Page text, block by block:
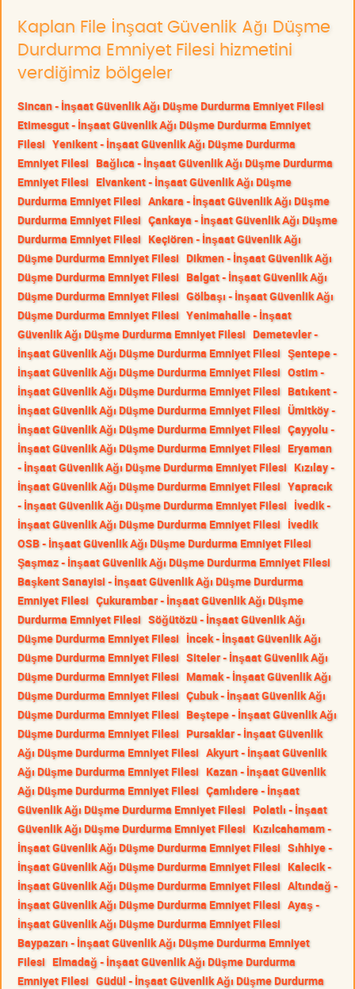
Kaplan File İnşaat Güvenlik Ağı Düşme
Durdurma Emniyet Filesi hizmetini
verdiğimiz bölgeler
Sincan - İnşaat Güvenlik Ağı Düşme Durdurma Emniyet Filesi
Etimesgut - İnşaat Güvenlik Ağı Düşme Durdurma Emniyet
Filesi Yenikent - İnşaat Güvenlik Ağı Düşme Durdurma
Emniyet Filesi Bağlıca - İnşaat Güvenlik Ağı Düşme Durdurma
Emniyet Filesi Elvankent - İnşaat Güvenlik Ağı Düşme
Durdurma Emniyet Filesi Ankara - İnşaat Güvenlik Ağı Düşme
Durdurma Emniyet Filesi Çankaya - İnşaat Güvenlik Ağı Düşme
Durdurma Emniyet Filesi Keçiören - İnşaat Güvenlik Ağı
Düşme Durdurma Emniyet Filesi Dikmen - İnşaat Güvenlik Ağı
Düşme Durdurma Emniyet Filesi Balgat - İnşaat Güvenlik Ağı
Düşme Durdurma Emniyet Filesi Gölbaşı - İnşaat Güvenlik Ağı
Düşme Durdurma Emniyet Filesi Yenimahalle - İnşaat
Güvenlik Ağı Düşme Durdurma Emniyet Filesi Demetevler -
İnşaat Güvenlik Ağı Düşme Durdurma Emniyet Filesi Şentepe -
İnşaat Güvenlik Ağı Düşme Durdurma Emniyet Filesi Ostim -
İnşaat Güvenlik Ağı Düşme Durdurma Emniyet Filesi Batıkent -
İnşaat Güvenlik Ağı Düşme Durdurma Emniyet Filesi Ümitköy -
İnşaat Güvenlik Ağı Düşme Durdurma Emniyet Filesi Çayyolu -
İnşaat Güvenlik Ağı Düşme Durdurma Emniyet Filesi Eryaman
- İnşaat Güvenlik Ağı Düşme Durdurma Emniyet Filesi Kızılay -
İnşaat Güvenlik Ağı Düşme Durdurma Emniyet Filesi Yapracık
- İnşaat Güvenlik Ağı Düşme Durdurma Emniyet Filesi İvedik -
İnşaat Güvenlik Ağı Düşme Durdurma Emniyet Filesi İvedik
OSB - İnşaat Güvenlik Ağı Düşme Durdurma Emniyet Filesi
Şaşmaz - İnşaat Güvenlik Ağı Düşme Durdurma Emniyet Filesi
Başkent Sanayisi - İnşaat Güvenlik Ağı Düşme Durdurma
Emniyet Filesi Çukurambar - İnşaat Güvenlik Ağı Düşme
Durdurma Emniyet Filesi Söğütözü - İnşaat Güvenlik Ağı
Düşme Durdurma Emniyet Filesi İncek - İnşaat Güvenlik Ağı
Düşme Durdurma Emniyet Filesi Siteler - İnşaat Güvenlik Ağı
Düşme Durdurma Emniyet Filesi Mamak - İnşaat Güvenlik Ağı
Düşme Durdurma Emniyet Filesi Çubuk - İnşaat Güvenlik Ağı
Düşme Durdurma Emniyet Filesi Beştepe - İnşaat Güvenlik Ağı
Düşme Durdurma Emniyet Filesi Pursaklar - İnşaat Güvenlik
Ağı Düşme Durdurma Emniyet Filesi Akyurt - İnşaat Güvenlik
Ağı Düşme Durdurma Emniyet Filesi Kazan - İnşaat Güvenlik
Ağı Düşme Durdurma Emniyet Filesi Çamlıdere - İnşaat
Güvenlik Ağı Düşme Durdurma Emniyet Filesi Polatlı - İnşaat
Güvenlik Ağı Düşme Durdurma Emniyet Filesi Kızılcahamam -
İnşaat Güvenlik Ağı Düşme Durdurma Emniyet Filesi Sıhhiye -
İnşaat Güvenlik Ağı Düşme Durdurma Emniyet Filesi Kalecik -
İnşaat Güvenlik Ağı Düşme Durdurma Emniyet Filesi Altındağ -
İnşaat Güvenlik Ağı Düşme Durdurma Emniyet Filesi Ayaş -
İnşaat Güvenlik Ağı Düşme Durdurma Emniyet Filesi
Baypazarı - İnşaat Güvenlik Ağı Düşme Durdurma Emniyet
Filesi Elmadağ - İnşaat Güvenlik Ağı Düşme Durdurma
Emniyet Filesi Güdül - İnşaat Güvenlik Ağı Düşme Durdurma